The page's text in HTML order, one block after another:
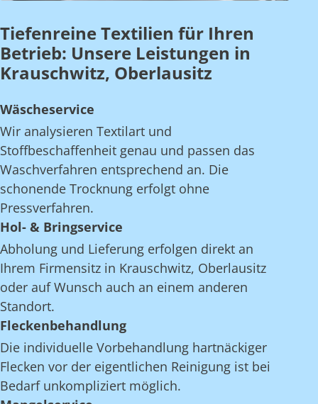
Tiefenreine Textilien für Ihren
Betrieb: Unsere Leistungen in
Krauschwitz, Oberlausitz
Wäscheservice
Wir analysieren Textilart und
Stoffbeschaffenheit genau und passen das
Waschverfahren entsprechend an. Die
schonende Trocknung erfolgt ohne
Pressverfahren.
Hol- & Bringservice
Abholung und Lieferung erfolgen direkt an
Ihrem Firmensitz in Krauschwitz, Oberlausitz
oder auf Wunsch auch an einem anderen
Standort.
Fleckenbehandlung
Die individuelle Vorbehandlung hartnäckiger
Flecken vor der eigentlichen Reinigung ist bei
Bedarf unkompliziert möglich.